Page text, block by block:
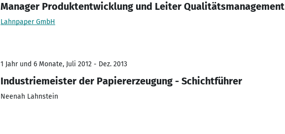
Manager Produktentwicklung und Leiter Qualitätsmanagement
Lahnpaper GmbH
1 Jahr und 6 Monate, Juli 2012 - Dez. 2013
Industriemeister der Papiererzeugung - Schichtführer
Neenah Lahnstein